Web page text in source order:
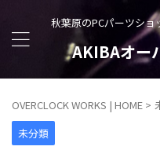
秋葉原のPCパーツショ
AKIBAオー
OVERCLOCK WORKS | HOME >
未分類